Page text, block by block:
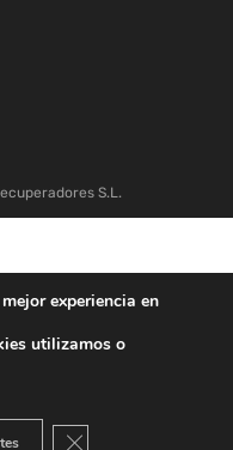
S.L.
experiencia en
utilizamos o
Cerrar el banner de